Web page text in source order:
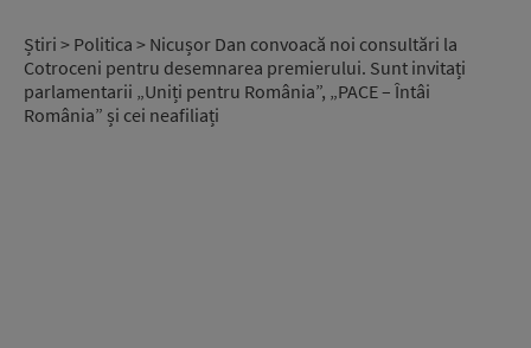
Știri > Politica > Nicușor Dan convoacă noi consultări la
Cotroceni pentru desemnarea premierului. Sunt invitați
parlamentarii „Uniți pentru România”, „PACE – Întâi
România” și cei neafiliați
RADIO
CONCURSURI